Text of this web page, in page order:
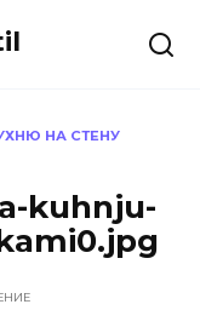
НА СТЕНУ
kuhnju-